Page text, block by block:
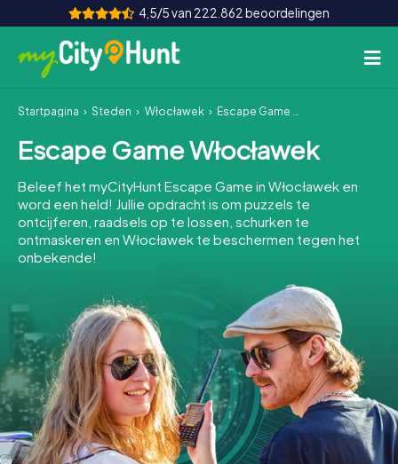
4,5/5 van 222.862 beoordelingen
Hoe het werkt
Steden
Tours
Teamevenement
INT AT CH
DE
ES
FR UK
IE
IT
NL
Boek tickets
Startpagina Steden Włocławek Escape Game Włocławek
Escape Game Włocławek
Beleef het myCityHunt Escape Game in Włocławek en
word een held! Jullie opdracht is om puzzels te
ontcijferen, raadsels op te lossen, schurken te
ontmaskeren en Włocławek te beschermen tegen het
onbekende!